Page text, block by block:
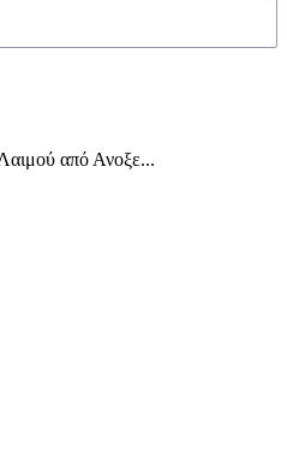
από Ανοξε...